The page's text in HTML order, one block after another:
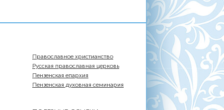
Православное христианство
Русская православная церковь
Пензенская епархия
Пензенская духовная семинария